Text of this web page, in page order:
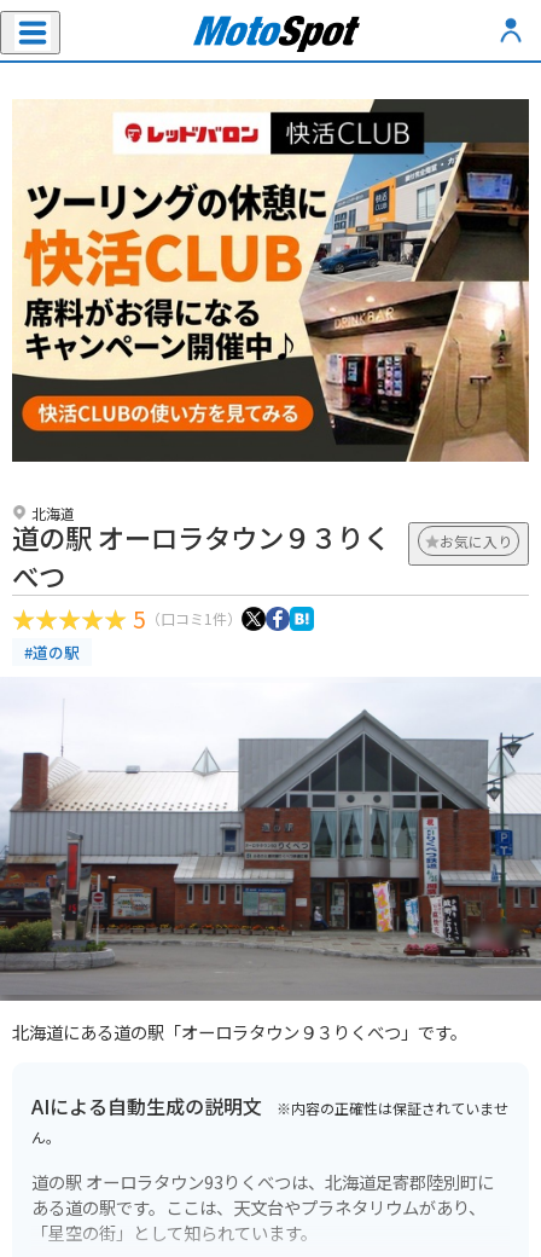
北海道
道の駅 オーロラタウン９３りく
べつ
お気に入り
5 （口コミ1件）
#道の駅
北海道にある道の駅「オーロラタウン９３りくべつ」です。
AIによる自動生成の説明文 ※内容の正確性は保証されていませ
ん。
道の駅 オーロラタウン93りくべつは、北海道足寄郡陸別町に
ある道の駅です。ここは、天文台やプラネタリウムがあり、
「星空の街」として知られています。